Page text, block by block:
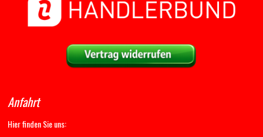
Anfahrt
Hier finden Sie uns: